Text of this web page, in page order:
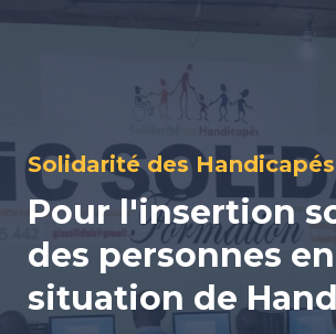
Solidarité des Handicapés
Pour l'insertion
des personnes en
situation de